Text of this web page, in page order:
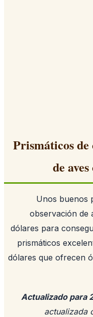
de
Unos
dólares para
prismáticos
dólares que
Actualizado